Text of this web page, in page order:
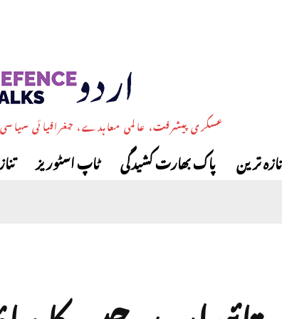
عسکری پیشرفت، عالمی معاہدے، جغرافیائی
تازہ ترین پاک بھارت کشیدگی ٹاپ اسٹوریز